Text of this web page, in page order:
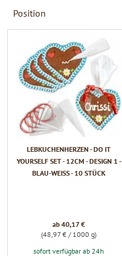
LEBKUCHENHERZEN - DO IT
YOURSELF SET - 12CM - DESIGN 1 -
BLAU-WEISS - 10 STÜCK
ab 40,17 €
(48,97 € / 1000 g)
sofort verfügbar ab 24h